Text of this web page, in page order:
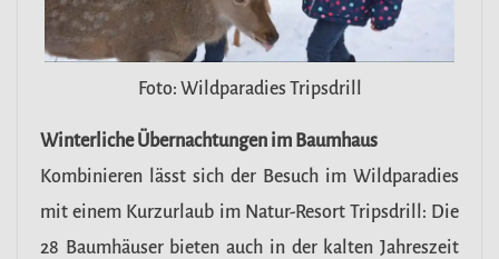
Foto: Wildparadies Tripsdrill
Winterliche Übernachtungen im Baumhaus
Kombinieren lässt sich der Besuch im Wildparadies
mit einem Kurzurlaub im Natur-Resort Tripsdrill: Die
28 Baumhäuser bieten auch in der kalten Jahreszeit